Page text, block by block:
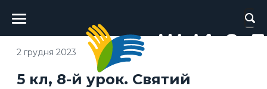
Головне
меню
5 кл, 8-й урок. Святий
2 грудня 2023